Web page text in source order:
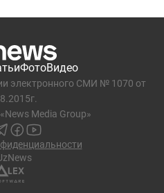
ФотоВидео
электронного СМИ № 1070 от
Media Group»